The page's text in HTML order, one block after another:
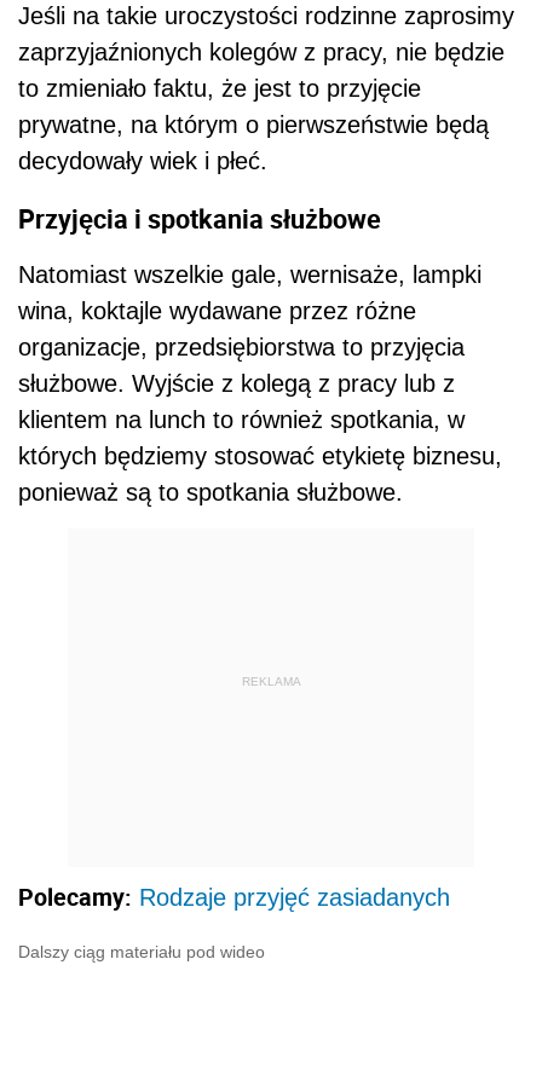
Jeśli na takie uroczystości rodzinne zaprosimy
zaprzyjaźnionych kolegów z pracy, nie będzie
to zmieniało faktu, że jest to przyjęcie
prywatne, na którym o pierwszeństwie będą
decydowały wiek i płeć.
Przyjęcia i spotkania służbowe
Natomiast wszelkie gale, wernisaże, lampki
wina, koktajle wydawane przez różne
organizacje, przedsiębiorstwa to przyjęcia
służbowe. Wyjście z kolegą z pracy lub z
klientem na lunch to również spotkania, w
których będziemy stosować etykietę biznesu,
ponieważ są to spotkania służbowe.
REKLAMA
Polecamy: Rodzaje przyjęć zasiadanych
Dalszy ciąg materiału pod wideo